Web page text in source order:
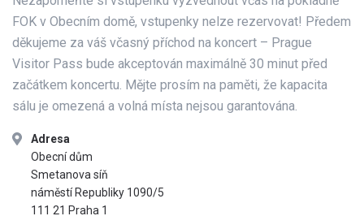
FOK v Obecním domě, vstupenky nelze rezervovat! Předem
děkujeme za váš včasný příchod na koncert – Prague
Visitor Pass bude akceptován maximálně 30 minut před
začátkem koncertu. Mějte prosím na paměti, že kapacita
sálu je omezená a volná místa nejsou garantována.
Adresa
Obecní dům
Smetanova síň
náměstí Republiky 1090/5
111 21 Praha 1